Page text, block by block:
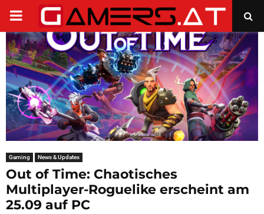
PRIMARY
MENU
Gaming News & Updates
Out of Time: Chaotisches
Multiplayer-Roguelike erscheint am
25.09 auf PC